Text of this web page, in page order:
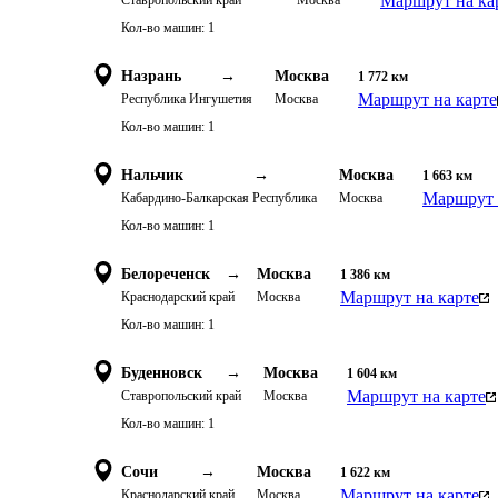
Кол-во машин: 1
Назрань →
Республика Ингушетия
Москва
Москва
1 772 км
Маршрут на карте
Кол-во машин: 1
Нальчик →
Кабардино-Балкарская Республика
Москва
Москва
1 663 км
Маршрут
Кол-во машин: 1
Белореченск →
Краснодарский край
Москва
Москва
1 386 км
Маршрут на карте
Кол-во машин: 1
Буденновск →
Ставропольский край
Москва
Москва
1 604 км
Маршрут на карте
Кол-во машин: 1
Сочи →
Краснодарский край
Москва
Москва
1 622 км